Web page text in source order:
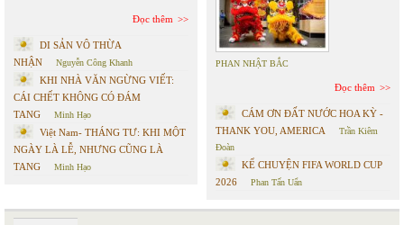
Đọc thêm
DI SẢN VÔ THỪA
NHẬN
Nguyễn Công Khanh
KHI NHÀ VĂN NGỪNG VIẾT:
CÁI CHẾT KHÔNG CÓ ĐÁM
TANG
Minh Hạo
Việt Nam- THÁNG TƯ: KHI MỘT
NGÀY LÀ LỄ, NHƯNG CŨNG LÀ
TANG
Minh Hạo
PHAN NHẬT BẮC
Đọc thêm
CÁM ƠN ĐẤT NƯỚC HOA KỲ -
THANK YOU, AMERICA
Trần Kiêm
Đoàn
KỂ CHUYỆN FIFA WORLD CUP
2026
Phan Tấn Uẩn